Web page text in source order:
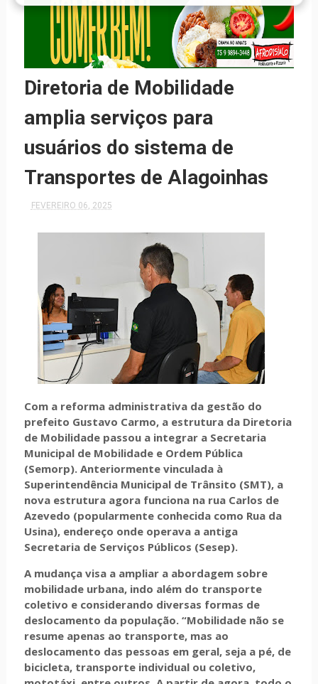
Diretoria de Mobilidade
amplia serviços para
usuários do sistema de
Transportes de Alagoinhas
FEVEREIRO 06, 2025
Com a reforma administrativa da gestão do
prefeito Gustavo Carmo, a estrutura da Diretoria
de Mobilidade passou a integrar a Secretaria
Municipal de Mobilidade e Ordem Pública
(Semorp). Anteriormente vinculada à
Superintendência Municipal de Trânsito (SMT), a
nova estrutura agora funciona na rua Carlos de
Azevedo (popularmente conhecida como Rua da
Usina), endereço onde operava a antiga
Secretaria de Serviços Públicos (Sesep).
A mudança visa a ampliar a abordagem sobre
mobilidade urbana, indo além do transporte
coletivo e considerando diversas formas de
deslocamento da população. “Mobilidade não se
resume apenas ao transporte, mas ao
deslocamento das pessoas em geral, seja a pé, de
bicicleta, transporte individual ou coletivo,